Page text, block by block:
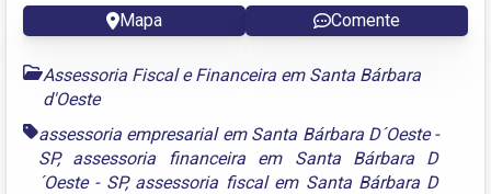
Mapa Comente
Assessoria Fiscal e Financeira em Santa Bárbara
d'Oeste
assessoria empresarial em Santa Bárbara D´Oeste -
SP, assessoria financeira em Santa Bárbara D
´Oeste - SP, assessoria fiscal em Santa Bárbara D